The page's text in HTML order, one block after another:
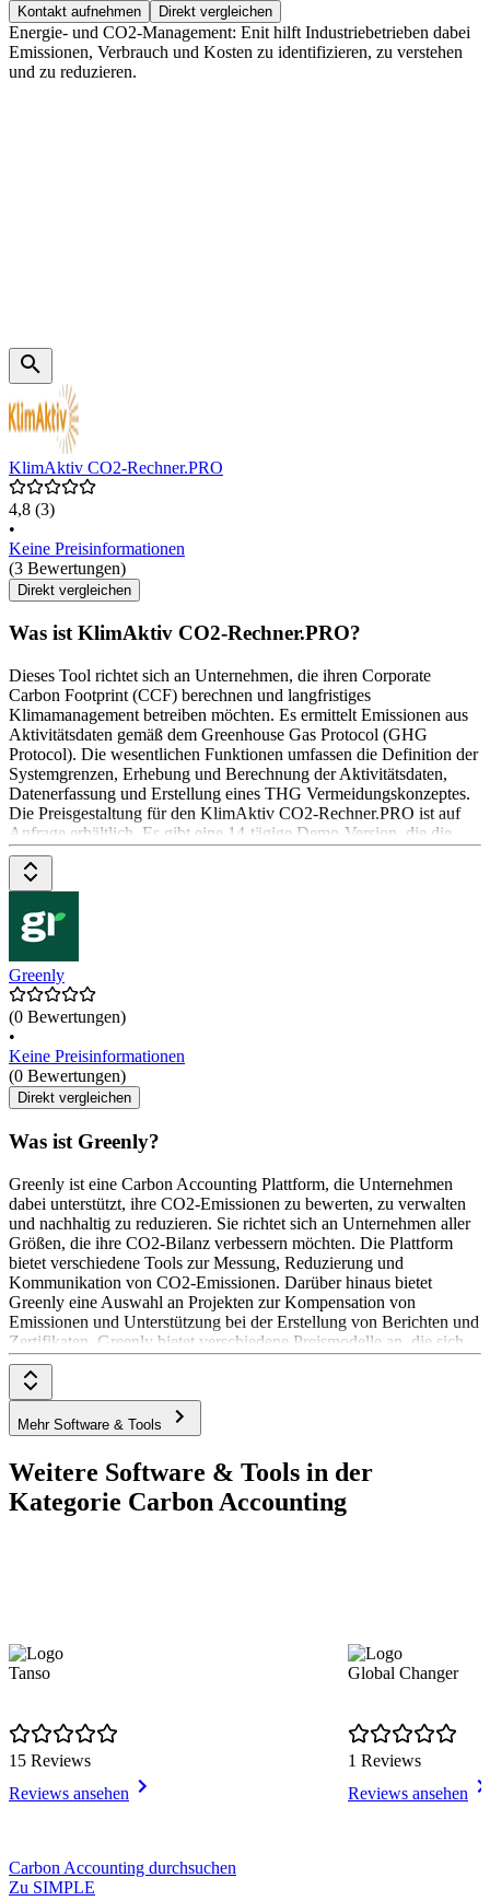
Kontakt aufnehmen Direkt vergleichen
Energie- und CO2-Management: Enit hilft Industriebetrieben dabei
Emissionen, Verbrauch und Kosten zu identifizieren, zu verstehen
und zu reduzieren.
KlimAktiv CO2-Rechner.PRO
4,8 (3)
•
Keine Preisinformationen
(3 Bewertungen)
Direkt vergleichen
Was ist KlimAktiv CO2-Rechner.PRO?
Dieses Tool richtet sich an Unternehmen, die ihren Corporate
Carbon Footprint (CCF) berechnen und langfristiges
Klimamanagement betreiben möchten. Es ermittelt Emissionen aus
Aktivitätsdaten gemäß dem Greenhouse Gas Protocol (GHG
Protocol). Die wesentlichen Funktionen umfassen die Definition der
Systemgrenzen, Erhebung und Berechnung der Aktivitätsdaten,
Datenerfassung und Erstellung eines THG Vermeidungskonzeptes.
Die Preisgestaltung für den KlimAktiv CO2-Rechner.PRO ist auf
Anfrage erhältlich. Es gibt eine 14-tägige Demo-Version, die die
Anlage eines Projekts mit maximal 10 Aktivitäten ermöglicht.
Greenly
(0 Bewertungen)
•
Keine Preisinformationen
(0 Bewertungen)
Direkt vergleichen
Was ist Greenly?
Greenly ist eine Carbon Accounting Plattform, die Unternehmen
dabei unterstützt, ihre CO2-Emissionen zu bewerten, zu verwalten
und nachhaltig zu reduzieren. Sie richtet sich an Unternehmen aller
Größen, die ihre CO2-Bilanz verbessern möchten. Die Plattform
bietet verschiedene Tools zur Messung, Reduzierung und
Kommunikation von CO2-Emissionen. Darüber hinaus bietet
Greenly eine Auswahl an Projekten zur Kompensation von
Emissionen und Unterstützung bei der Erstellung von Berichten und
Zertifikaten. Greenly bietet verschiedene Preismodelle an, die sich
nach der Größe des Unternehmens und den benötigten Funktionen
richten.
Mehr Software & Tools
Weitere Software & Tools in der
Kategorie Carbon Accounting
Tanso
15 Reviews
Reviews ansehen
Global Changer
1 Reviews
Reviews ansehen
Item
1
Carbon Accounting durchsuchen
Zu SIMPLE